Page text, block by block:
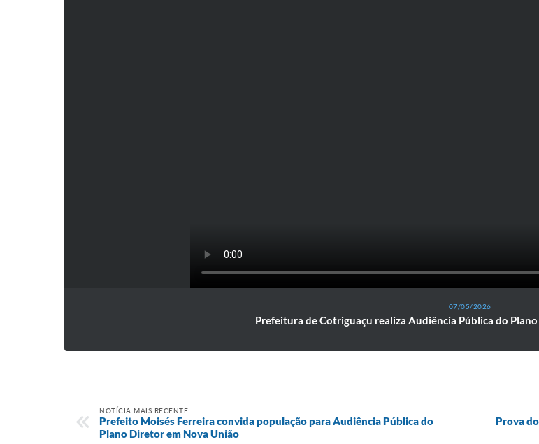
07/05/2026
Prefeitura de Cotriguaçu realiza Audiência Pública do
NOTÍCIA MAIS RECENTE
Prefeito Moisés Ferreira convida população para Audiência Pública do
Plano Diretor em Nova União
Prova